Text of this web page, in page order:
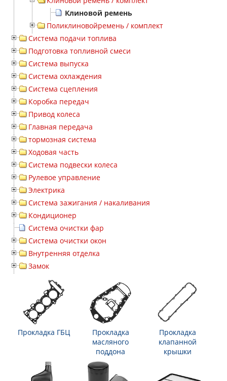
Клиновой ремень
Поликлиновойремень / комплект
Система подачи топлива
Подготовка топливной смеси
Система выпуска
Система охлаждения
Система сцепления
Коробка передач
Привод колеса
Главная передача
тормозная система
Ходовая часть
Система подвески колеса
Рулевое управление
Электрика
Система зажигания / накаливания
Кондиционер
Система очистки фар
Система очистки окон
Внутренняя отделка
Замок
Прокладка ГБЦ
Прокладка
масляного
поддона
Прокладка
клапанной
крышки